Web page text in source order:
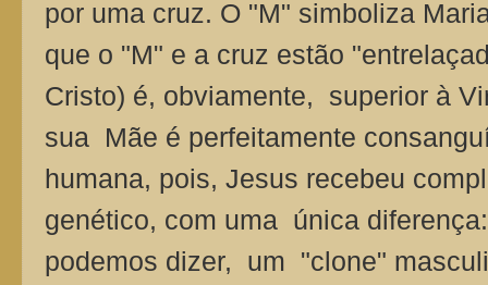
por uma cruz. O "M" simboliza
que o "M" e a cruz estão
Cristo) é, obviamente, superior à
sua Mãe é perfeitamente
humana, pois, Jesus recebeu
genético, com uma única
podemos dizer, um "clone"